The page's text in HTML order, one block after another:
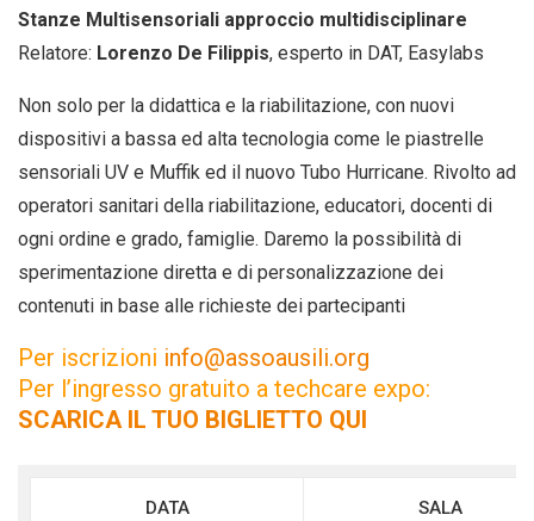
Stanze Multisensoriali approccio multidisciplinare
Relatore: Lorenzo De Filippis, esperto in DAT, Easylabs
Non solo per la didattica e la riabilitazione, con nuovi
dispositivi a bassa ed alta tecnologia come le piastrelle
sensoriali UV e Muffik ed il nuovo Tubo Hurricane. Rivolto ad
operatori sanitari della riabilitazione, educatori, docenti di
ogni ordine e grado, famiglie. Daremo la possibilità di
sperimentazione diretta e di personalizzazione dei
contenuti in base alle richieste dei partecipanti
Per iscrizioni info@assoausili.org
Per l’ingresso gratuito a techcare expo:
SCARICA IL TUO BIGLIETTO QUI
DATA SALA